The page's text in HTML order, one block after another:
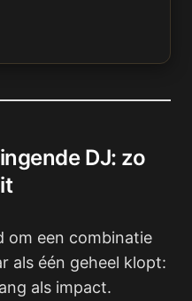
DJ: zo
om een combinatie
als één geheel klopt:
als impact.